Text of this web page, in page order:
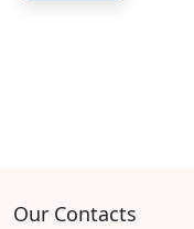
Our Contacts